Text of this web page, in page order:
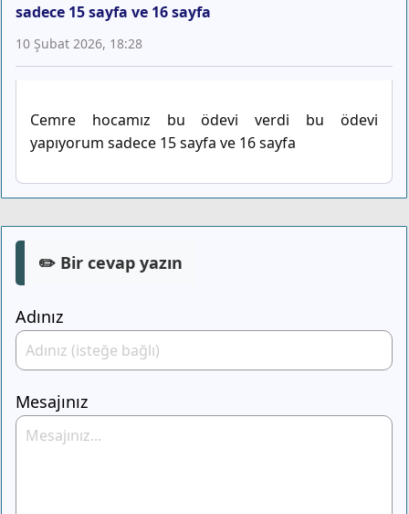
sadece 15 sayfa ve 16 sayfa
10 Şubat 2026, 18:28
Cemre hocamız bu ödevi verdi bu ödevi
yapıyorum sadece 15 sayfa ve 16 sayfa
✏️ Bir cevap yazın
Adınız
Mesajınız